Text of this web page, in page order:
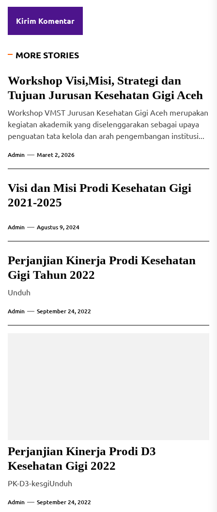
MORE STORIES
Workshop Visi,Misi, Strategi dan
Tujuan Jurusan Kesehatan Gigi Aceh
Workshop VMST Jurusan Kesehatan Gigi Aceh merupakan
kegiatan akademik yang diselenggarakan sebagai upaya
penguatan tata kelola dan arah pengembangan institusi...
Admin Maret 2, 2026
Visi dan Misi Prodi Kesehatan Gigi
2021-2025
Admin Agustus 9, 2024
Perjanjian Kinerja Prodi Kesehatan
Gigi Tahun 2022
Unduh
Admin September 24, 2022
Perjanjian Kinerja Prodi D3
Kesehatan Gigi 2022
PK-D3-kesgiUnduh
Admin September 24, 2022